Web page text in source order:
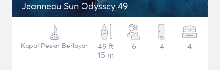
Jeanneau Sun Odyssey 49
Kapal Pesiar Berlayar
49 ft
15 m
6 4 4